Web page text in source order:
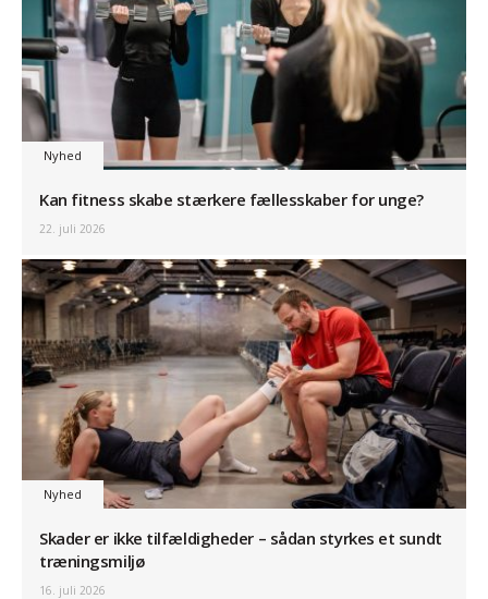
Nyhed
Kan fitness skabe stærkere fællesskaber for unge?
22. juli 2026
Nyhed
Skader er ikke tilfældigheder – sådan styrkes et sundt
træningsmiljø
16. juli 2026